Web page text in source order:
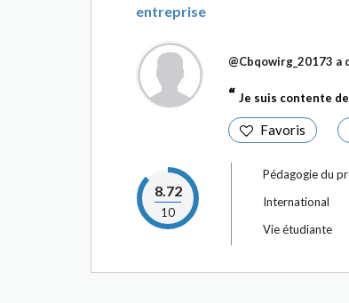
entreprise
@Cbqowirg_20173 a
Je suis contente
Favoris
8.72
10
Pédagogie du
International
Vie étudiante